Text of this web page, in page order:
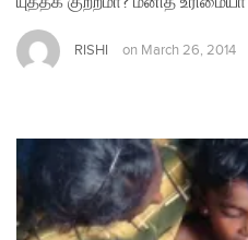
RISHI on March 26, 2014